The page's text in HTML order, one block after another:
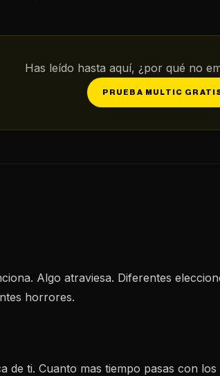
Has leído hasta aquí, ¿por qué no
PRUEBA MULTIC
Algo atraviesa. Diferentes
horrores.
de ti. Cuanto mas tiempo pasas con